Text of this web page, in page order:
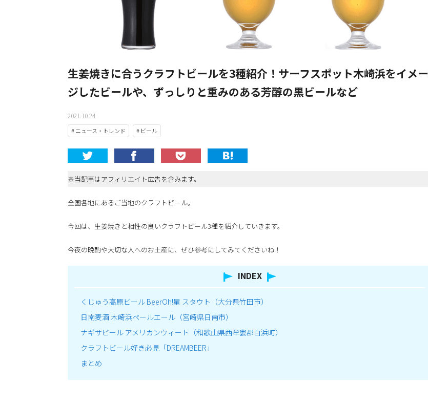
生姜焼きに合うクラフトビールを3種紹介！サーフスポット木崎浜をイメー
ジしたビールや、ずっしりと重みのある芳醇の黒ビールなど
2021.10.24
# ニュース・トレンド # ビール
※当記事はアフィリエイト広告を含みます。
全国各地にあるご当地のクラフトビール。
今回は、生姜焼きと相性の良いクラフトビール3種を紹介していきます。
今夜の晩酌や大切な人へのお土産に、ぜひ参考にしてみてくださいね！
INDEX
くじゅう高原ビール BeerOh!星 スタウト（大分県竹田市）
日南麦酒 木崎浜ペールエール（宮崎県日南市）
ナギサビール アメリカンウィート（和歌山県西牟婁郡白浜町）
クラフトビール好き必見「DREAMBEER」
まとめ